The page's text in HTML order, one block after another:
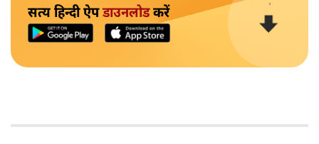
सत्य हिन्दी ऐपडाउनलोडकरें